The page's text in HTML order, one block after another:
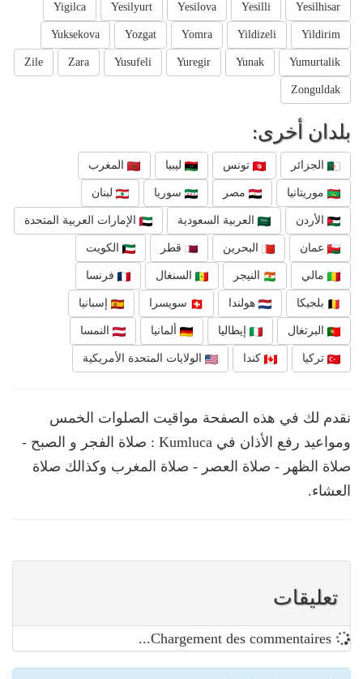
Yesilhisar
Yesilli
Yesilova
Yesilyurt
Yigilca
Yildirim
Yildizeli
Yomra
Yozgat
Yuksekova
Yumurtalik
Yunak
Yuregir
Yusufeli
Zara
Zile
Zonguldak
بلدان أخرى:
الجزائر تونس ليبيا المغرب
موريتانيا مصر سوريا لبنان
الأردن العربية السعودية الإمارات العربية المتحدة
عمان البحرين قطر الكويت
مالي النيجر السنغال فرنسا
بلجيكا هولندا سويسرا إسبانيا
البرتغال إيطاليا ألمانيا النمسا
تركيا كندا الولايات المتحدة الأمريكية
نقدم لك في هذه الصفحة مواقيت الصلوات الخمس
ومواعيد رفع الأذان في Kumluca : صلاة الفجر و الصبح -
صلاة الظهر - صلاة العصر - صلاة المغرب وكذالك صلاة
العشاء.
تعليقات